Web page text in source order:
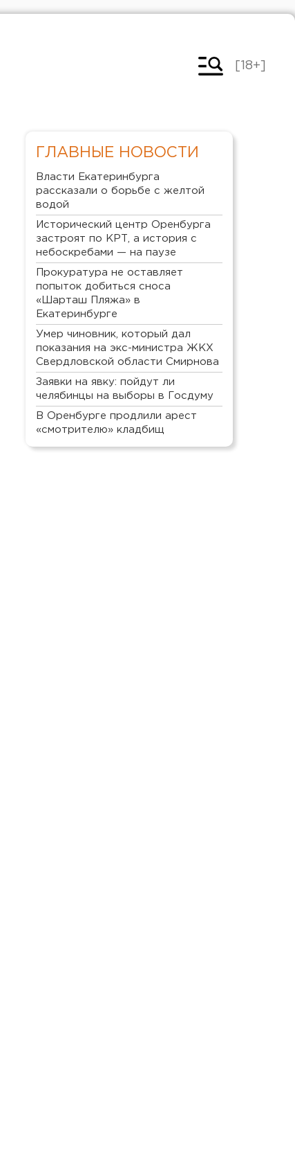
[18+]
ГЛАВНЫЕ НОВОСТИ
Власти Екатеринбурга
рассказали о борьбе с желтой
водой
Исторический центр Оренбурга
застроят по КРТ, а история с
небоскребами — на паузе
Прокуратура не оставляет
попыток добиться сноса
«Шарташ Пляжа» в
Екатеринбурге
Умер чиновник, который дал
показания на экс-министра ЖКХ
Свердловской области Смирнова
Заявки на явку: пойдут ли
челябинцы на выборы в Госдуму
В Оренбурге продлили арест
«смотрителю» кладбищ